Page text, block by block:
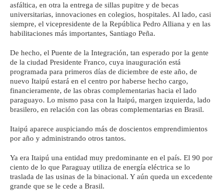
asfáltica, en otra la entrega de sillas pupitre y de becas
universitarias, innovaciones en colegios, hospitales. Al lado, casi
siempre, el vicepresidente de la República Pedro Alliana y en las
habilitaciones más importantes, Santiago Peña.
De hecho, el Puente de la Integración, tan esperado por la gente
de la ciudad Presidente Franco, cuya inauguración está
programada para primeros días de diciembre de este año, de
nuevo Itaipú estará en el centro por haberse hecho cargo,
financieramente, de las obras complementarias hacia el lado
paraguayo. Lo mismo pasa con la Itaipú, margen izquierda, lado
brasilero, en relación con las obras complementarias en Brasil.
Itaipú aparece auspiciando más de doscientos emprendimientos
por año y administrando otros tantos.
Ya era Itaipú una entidad muy predominante en el país. El 90 por
ciento de lo que Paraguay utiliza de energía eléctrica se lo
traslada de las usinas de la binacional. Y aún queda un excedente
grande que se le cede a Brasil.